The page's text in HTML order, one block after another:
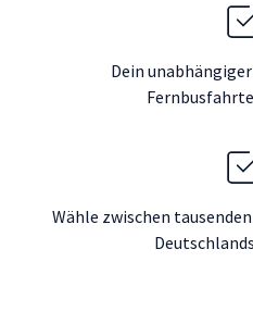
Dein
Wähle zwischen